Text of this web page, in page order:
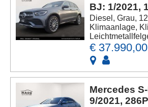
BJ: 1/2021,
Diesel, Grau,
Klimaanlage,
€ 37.990,00
Mercedes
9/2021,